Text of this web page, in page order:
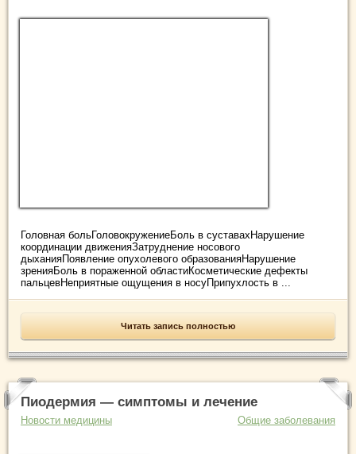
Головная больГоловокружениеБоль в суставахНарушение
координации движенияЗатруднение носового
дыханияПоявление опухолевого образованияНарушение
зренияБоль в пораженной областиКосметические дефекты
пальцевНеприятные ощущения в носуПрипухлость в ...
Читать запись полностью
Пиодермия — симптомы и лечение
Новости медицины Общие заболевания